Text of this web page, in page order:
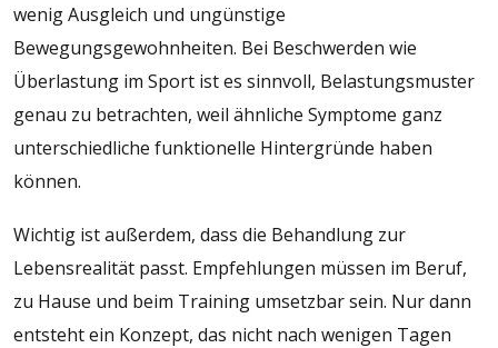
wenig Ausgleich und ungünstige
Bewegungsgewohnheiten. Bei Beschwerden wie
Überlastung im Sport ist es sinnvoll, Belastungsmuster
genau zu betrachten, weil ähnliche Symptome ganz
unterschiedliche funktionelle Hintergründe haben
können.
Wichtig ist außerdem, dass die Behandlung zur
Lebensrealität passt. Empfehlungen müssen im Beruf,
zu Hause und beim Training umsetzbar sein. Nur dann
entsteht ein Konzept, das nicht nach wenigen Tagen